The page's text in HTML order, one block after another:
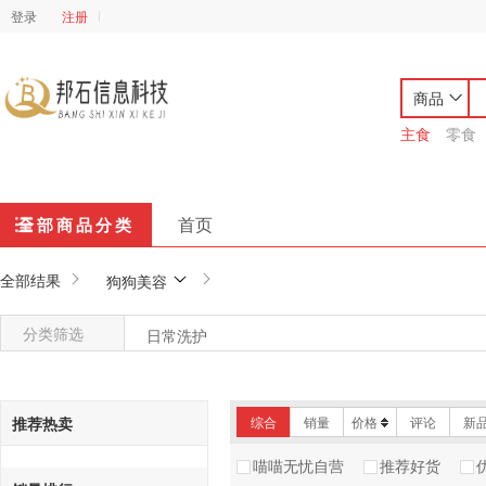
登录 注册
商品
主食
零食
全部商品分类 首页
全部结果 狗狗美容
分类筛选 日常洗护
推荐热卖 综合 销量 价格 评论 新
喵喵无忧自营 推荐好货